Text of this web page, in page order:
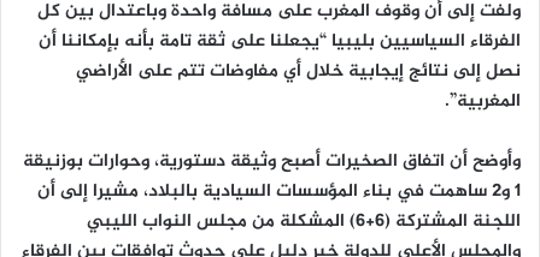
ولفت إلى أن وقوف المغرب على مسافة واحدة وباعتدال بين كل
الفرقاء السياسيين بليبيا “يجعلنا على ثقة تامة بأنه بإمكاننا أن
نصل إلى نتائج إيجابية خلال أي مفاوضات تتم على الأراضي
المغربية”.
وأوضح أن اتفاق الصخيرات أصبح وثيقة دستورية، وحوارات بوزنيقة
1 و2 ساهمت في بناء المؤسسات السيادية بالبلاد، مشيرا إلى أن
اللجنة المشتركة (6+6) المشكلة من مجلس النواب الليبي